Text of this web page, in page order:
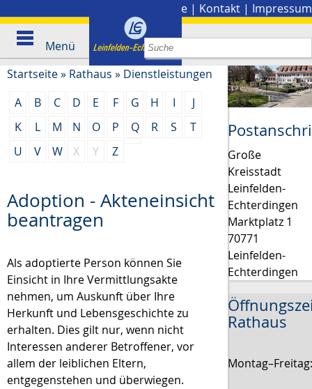
Presse | Kontakt | Impressum
Menü
Startseite» Rathaus » Dienstleistungen
A
B C D E F G H I
J
K
L M N O P Q R S
T
U
V W X Y Z
Adoption - Akteneinsicht
beantragen
Als adoptierte Person können Sie
Einsicht in Ihre Vermittlungsakte
nehmen, um Auskunft über Ihre
Herkunft und Lebensgeschichte zu
erhalten. Dies gilt nur, wenn nicht
Interessen anderer Betroffener, vor
allem der leiblichen Eltern,
entgegenstehen und überwiegen.
Große
Kreisstadt
Leinfelden-
Echterdingen
Marktplatz 1
70771
Leinfelden-
Echterdingen
Rathaus